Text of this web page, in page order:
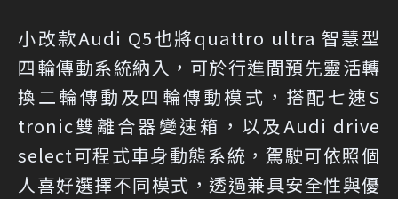
小改款Audi Q5也將quattro ultra 智慧型
四輪傳動系統納入，可於行進間預先靈活轉
換二輪傳動及四輪傳動模式，搭配七速S
tronic雙離合器變速箱，以及Audi drive
select可程式車身動態系統，駕駛可依照個
人喜好選擇不同模式，透過兼具安全性與優